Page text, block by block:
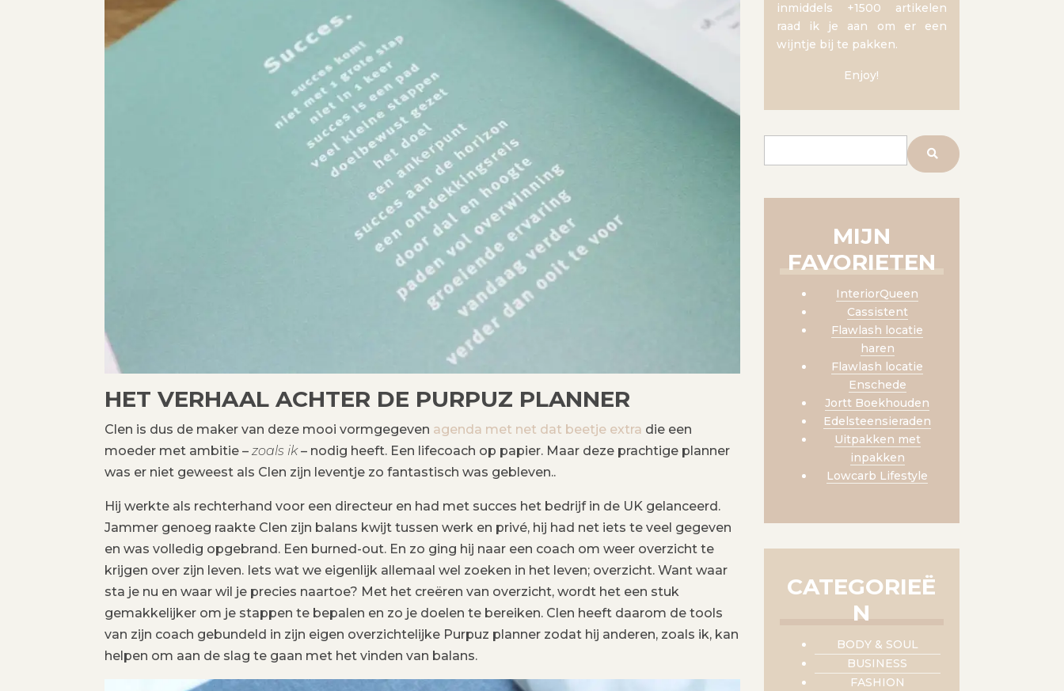
HET VERHAAL ACHTER DE PURPUZ PLANNER
Clen is dus de maker van deze mooi vormgegeven agenda met net dat beetje extra die een
moeder met ambitie – zoals ik– nodig heeft. Een lifecoach op papier. Maar deze prachtige planner
was er niet geweest als Clen zijn leventje zo fantastisch was gebleven..
Hij werkte als rechterhand voor een directeur en had met succes het bedrijf in de UK gelanceerd.
Jammer genoeg raakte Clen zijn balans kwijt tussen werk en privé, hij had net iets te veel gegeven
en was volledig opgebrand. Een burned-out. En zo ging hij naar een coach om weer overzicht te
krijgen over zijn leven. Iets wat we eigenlijk allemaal wel zoeken in het leven; overzicht. Want waar
sta je nu en waar wil je precies naartoe? Met het creëren van overzicht, wordt het een stuk
gemakkelijker om je stappen te bepalen en zo je doelen te bereiken. Clen heeft daarom de tools
van zijn coach gebundeld in zijn eigen overzichtelijke Purpuz planner zodat hij anderen, zoals ik, kan
helpen om aan de slag te gaan met het vinden van balans.
inmiddels +1500 artikelen
raad ik je aan om er een
wijntje bij te pakken.
Enjoy!
MIJN
FAVORIETEN
InteriorQueen
Cassistent
Flawlash locatie
haren
Flawlash locatie
Enschede
Jortt Boekhouden
Edelsteensieraden
Uitpakken met
inpakken
Lowcarb Lifestyle
CATEGORIEË
N
BODY & SOUL
BUSINESS
FASHION